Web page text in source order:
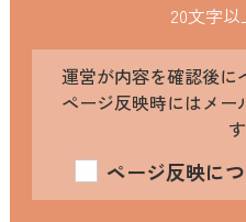
20文字
運営が内容を確認後に
ページ反映時にはメー
す
ページ反映に